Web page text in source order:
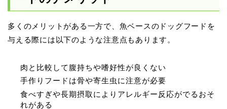
多くのメリットがある一方で、魚ベースのドッグフードを
与える際には以下のような注意点もあります。
肉と比較して腹持ちや嗜好性が良くない
手作りフードは骨や寄生虫に注意が必要
食べすぎや長期摂取によりアレルギー反応がでるおそ
れがある